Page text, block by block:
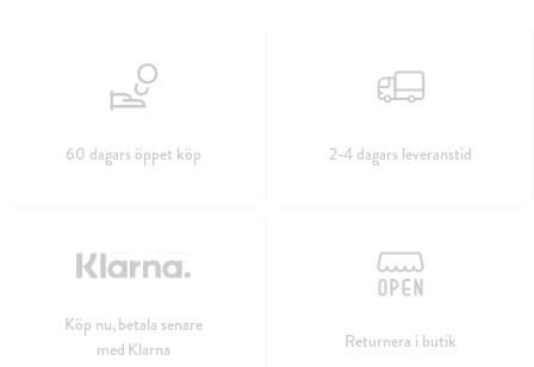
60 dagars öppet köp 2-4 dagars leveranstid
Köp nu, betala senare
med Klarna
Returnera i butik